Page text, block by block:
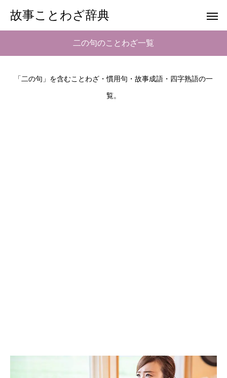
故事ことわざ辞典
二の句のことわざ一覧
「二の句」を含むことわざ・慣用句・故事成語・四字熟語の一
覧。